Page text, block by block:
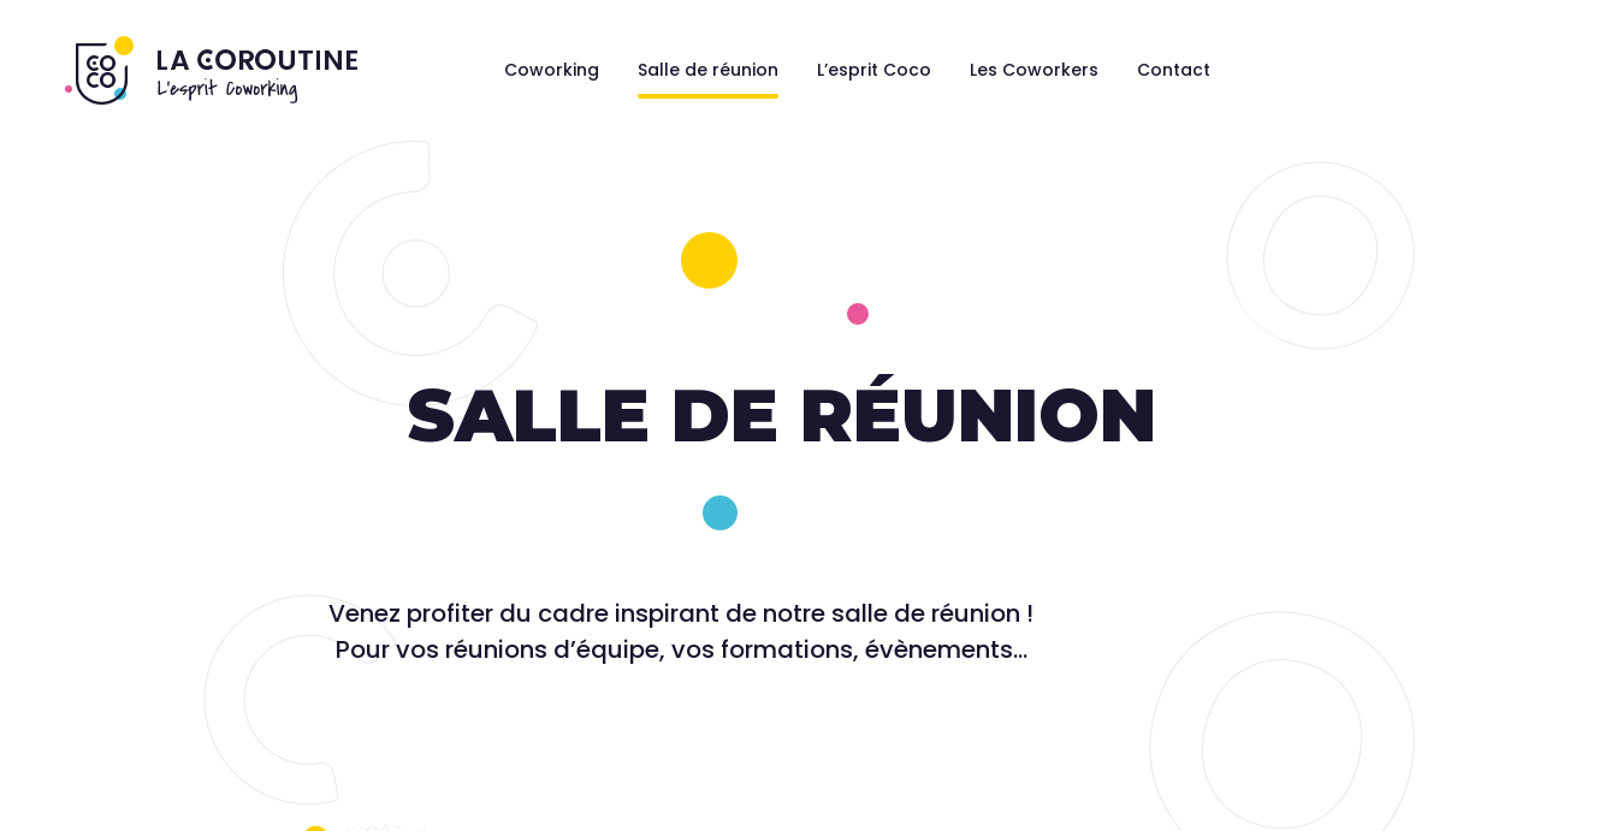
Coworking Salle de réunion L’esprit Coco Les Coworkers Contact
SALLE DE RÉUNION
Venez profiter du cadre inspirant de notre salle de réunion !
Pour vos réunions d’équipe, vos formations, évènements…